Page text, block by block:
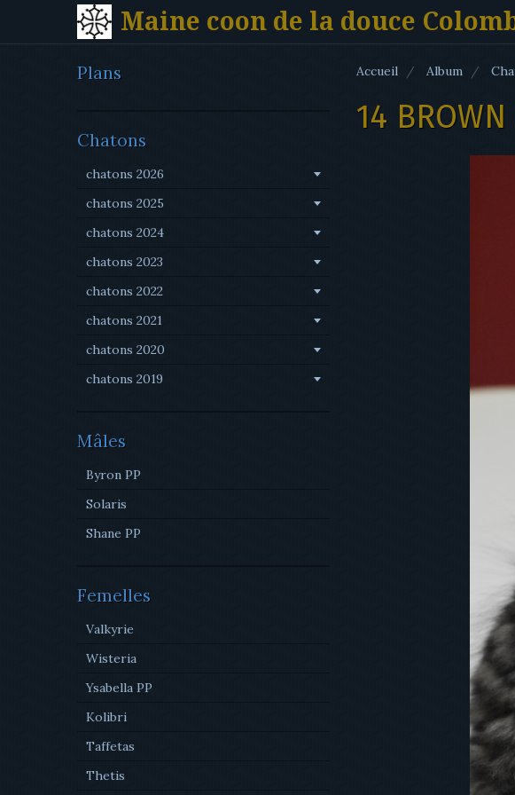
Maine coon de la douce
Accueil Album
14 BROWN
Plans
Chatons
chatons 2026
chatons 2025
chatons 2024
chatons 2023
chatons 2022
chatons 2021
chatons 2020
chatons 2019
Mâles
Byron PP
Solaris
Shane PP
Femelles
Valkyrie
Wisteria
Ysabella PP
Kolibri
Taffetas
Thetis